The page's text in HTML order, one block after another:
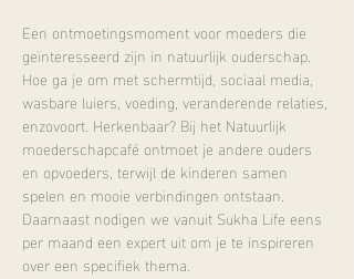
Een ontmoetingsmoment voor moeders die
geïnteresseerd zijn in natuurlijk ouderschap.
Hoe ga je om met schermtijd, sociaal media,
wasbare luiers, voeding, veranderende relaties,
enzovoort. Herkenbaar? Bij het Natuurlijk
moederschapcafé ontmoet je andere ouders
en opvoeders, terwijl de kinderen samen
spelen en mooie verbindingen ontstaan.
Daarnaast nodigen we vanuit Sukha Life eens
per maand een expert uit om je te inspireren
over een specifiek thema.